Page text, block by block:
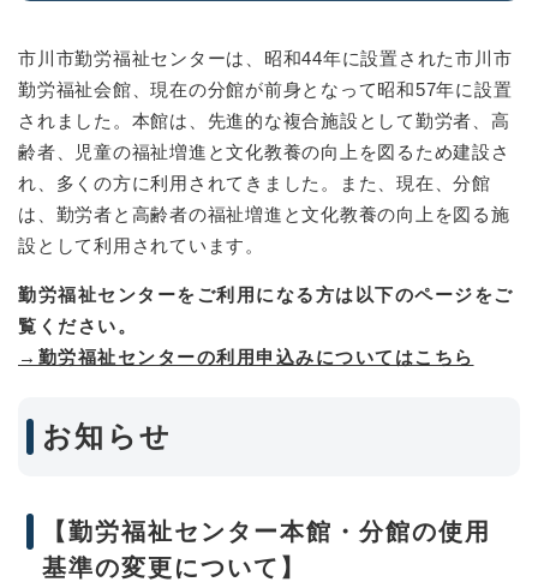
市川市勤労福祉センターは、昭和44年に設置された市川市
勤労福祉会館、現在の分館が前身となって昭和57年に設置
されました。本館は、先進的な複合施設として勤労者、高
齢者、児童の福祉増進と文化教養の向上を図るため建設さ
れ、多くの方に利用されてきました。また、現在、分館
は、勤労者と高齢者の福祉増進と文化教養の向上を図る施
設として利用されています。
勤労福祉センターをご利用になる方は以下のページをご
覧ください。
→勤労福祉センターの利用申込みについてはこちら
お知らせ
【勤労福祉センター本館・分館の使用
基準の変更について】